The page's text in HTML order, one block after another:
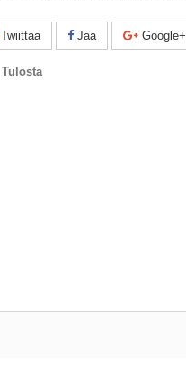
Twiittaa Jaa Google+
Tulosta